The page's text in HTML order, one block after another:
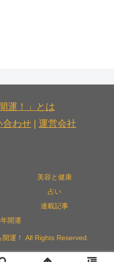
運！」とは
合わせ | 運営会社
美容と健康
占い
連載記事
開運
運！ All Rights Reserved.